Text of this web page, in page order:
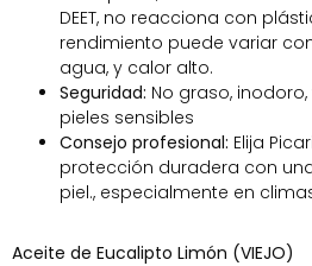
DEET, no reacciona con
rendimiento puede variar
agua, y calor alto.
Seguridad: No graso,
pieles sensibles
Consejo profesional: Elija
protección duradera con
piel., especialmente en
Aceite de Eucalipto Limón (VIEJO)